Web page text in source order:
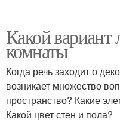
Какой
комнаты
Когда речь заходит о
возникает множество
пространство? Какие
Какой цвет стен и пола?